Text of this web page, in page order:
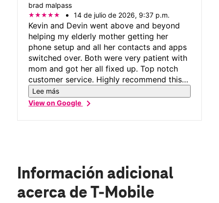
with US Cellular for over 30 years, and
since it switched to T-Mobile, we've been
very happy with the service so far and very
happy with the service we received from
Devin at this location!
brad malpass
14 de julio de 2026, 9:37 p.m.
Kevin and Devin went above and beyond
helping my elderly mother getting her
phone setup and all her contacts and apps
switched over. Both were very patient with
mom and got her all fixed up. Top notch
customer service. Highly recommend this
retailer!
Lee más
View on Googlechevron_right
Información adicional
acerca de T-Mobile